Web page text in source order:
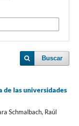
Buscar
las universidades
Schmalbach, Raúl